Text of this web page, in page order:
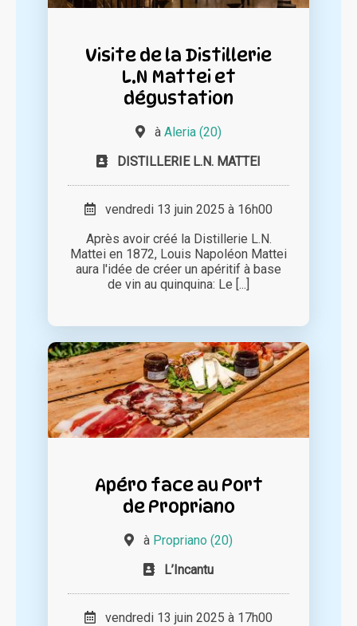
Visite de la Distillerie
L.N Mattei et
dégustation
à Aleria (20)
DISTILLERIE L.N. MATTEI
vendredi 13 juin 2025 à 16h00
Après avoir créé la Distillerie L.N.
Mattei en 1872, Louis Napoléon Mattei
aura l'idée de créer un apéritif à base
de vin au quinquina: Le [...]
Apéro face au Port
de Propriano
à Propriano (20)
L’Incantu
vendredi 13 juin 2025 à 17h00